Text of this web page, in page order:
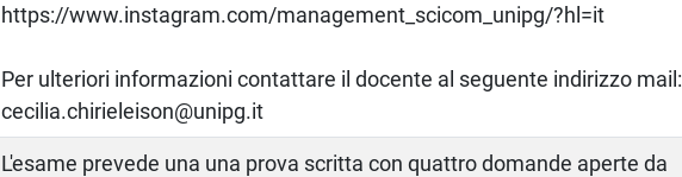
https://www.instagram.com/management_scicom_unipg/?hl=it
Per ulteriori informazioni contattare il docente al seguente indirizzo mail:
cecilia.chirieleison@unipg.it
L'esame prevede una una prova scritta con quattro domande aperte da